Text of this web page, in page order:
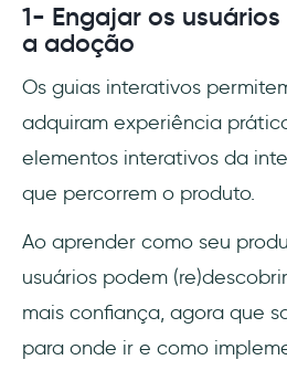
1- Engajar os
a adoção
Os guias interativos
adquiram experiência
elementos interativos da
que percorrem o produto.
Ao aprender como seu
usuários podem
mais confiança, agora que
para onde ir e como